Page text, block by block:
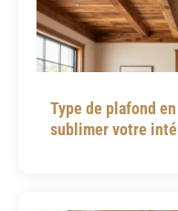
Type de plafond
sublimer votre